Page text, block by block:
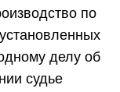
по
делу об
судье